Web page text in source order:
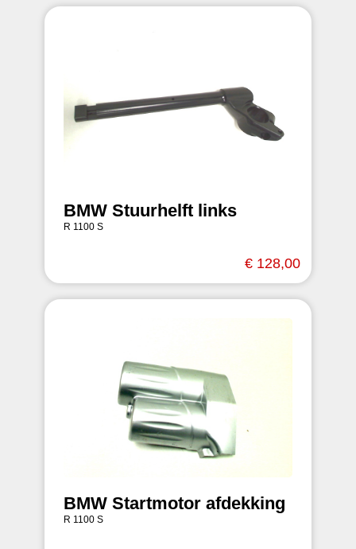
BMW Stuurhelft links
R 1100 S
€ 128,00
BMW Startmotor afdekking
R 1100 S